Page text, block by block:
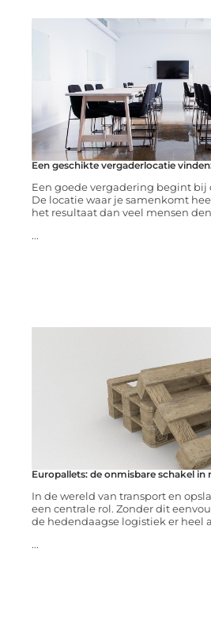
Een geschikte vergaderlocatie
Een goede vergadering begint bij
De locatie waar je samenkomt
het resultaat dan veel mensen
...
Europallets: de onmisbare schakel
In de wereld van transport en
een centrale rol. Zonder dit
de hedendaagse logistiek er heel
...